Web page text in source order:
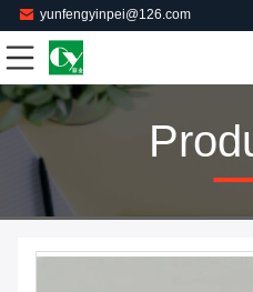
yunfengyinpei@126.com